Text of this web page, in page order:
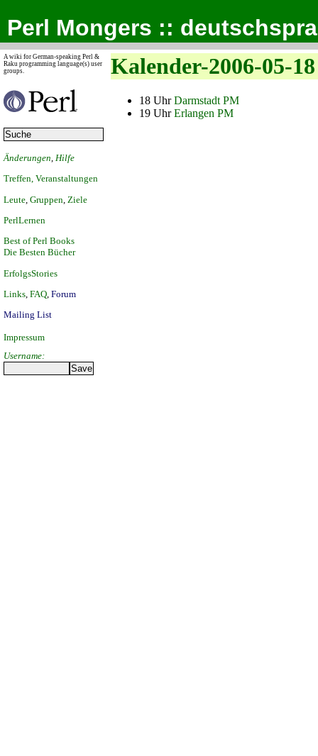
Perl Mongers ::
A wiki for German-speaking Perl &
Raku programming language(s) user
groups.
Änderungen Hilfe
Treffen, Veranstaltungen
Leute Gruppen Ziele
PerlLernen
Best of Perl Books
Die Besten Bücher
ErfolgsStories
Links FAQ Forum
Mailing List
Impressum
Kalender-2006-05-18
18 UhrDarmstadt PM
19 UhrErlangen PM
Username: